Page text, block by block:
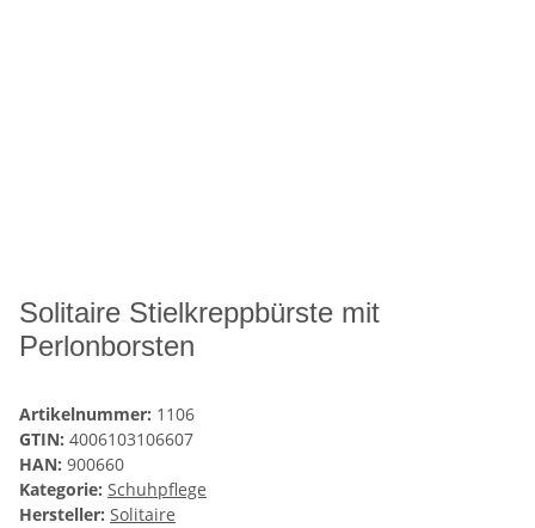
Solitaire Stielkreppbürste mit
Perlonborsten
Artikelnummer: 1106
GTIN: 4006103106607
HAN: 900660
Kategorie: Schuhpflege
Hersteller: Solitaire